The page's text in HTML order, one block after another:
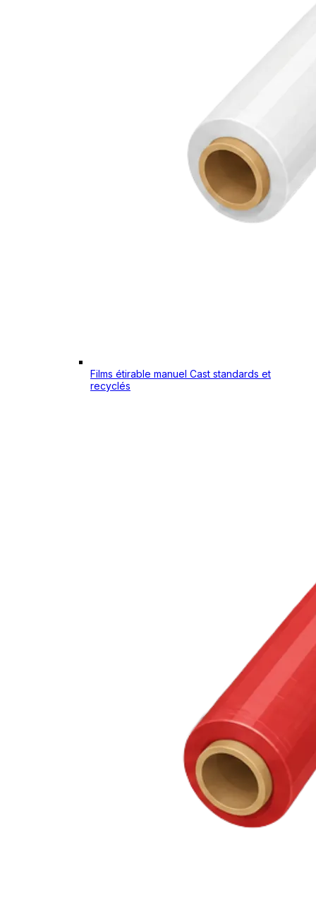
Films étirable manuel Cast standards et
recyclés